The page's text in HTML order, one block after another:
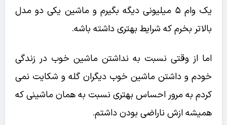
یک وام ۵ میلیونی دیگه بگیرم و ماشین یکی دو مدل
بالاتر بخرم که شرایط بهتری داشته باشه.
اما از وقتی نسبت به نداشتن ماشین خوب در زندگی
خودم و داشتن ماشین خوب دیگران گله و شکایت نمی
کردم به مرور احساس بهتری نسبت به همان ماشینی که
همیشه ازش ناراضی بودن داشتم.